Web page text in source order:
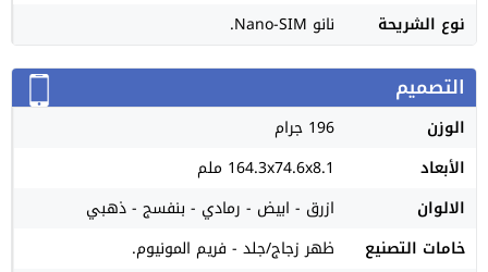
نوع الشريحة
نانو Nano-SIM.
التصميم
الوزن
196 جرام
الأبعاد
164.3x74.6x8.1 ملم
الالوان
ازرق - ابيض - رمادي - بنفسج - ذهبي
خامات التصنيع
ظهر زجاج/جلد - فريم المونيوم.